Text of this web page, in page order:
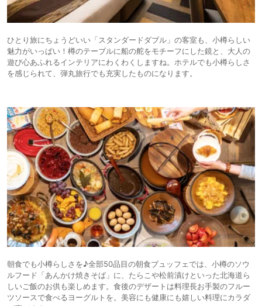
ひとり旅にちょうどいい「スタンダードダブル」の客室も、小樽らしい
魅力がいっぱい！樽のテーブルに船の舵をモチーフにした鏡と、大人の
遊び心あふれるインテリアにわくわくしますね。ホテルでも小樽らしさ
を感じられて、弾丸旅行でも充実したものになります。
朝食でも小樽らしさを♪全部50品目の朝食ブュッフェでは、小樽のソウ
ルフード「あんかけ焼きそば」に、たらこや松前漬けといった北海道ら
しいご飯のお供も楽しめます。食後のデザートは料理長お手製のフルー
ツソースで食べるヨーグルトを。美容にも健康にも嬉しい料理にカラダ